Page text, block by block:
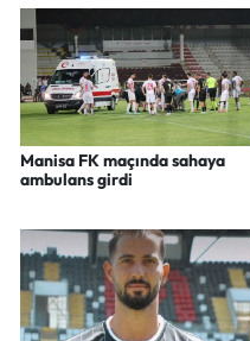
Manisa FK maçında sahaya
ambulans girdi